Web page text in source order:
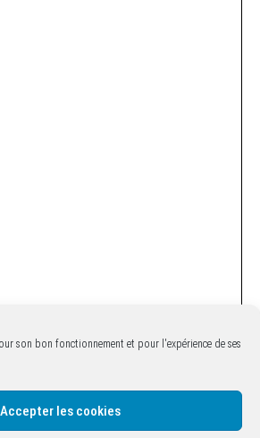
son bon fonctionnement et pour l'expérience de ses
Accepter les cookies